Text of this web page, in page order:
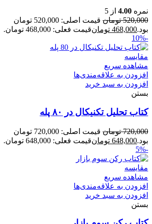
نمره 4.00 از 5
520,000 تومان
قیمت اصلی: 520,000 تومان
بود.468,000 تومانقیمت فعلی: 468,000 تومان.
-10%
مقایسه
مشاهده سریع
افزودن به علاقه‌مندی‌ها
افزودن به سبد خرید
بستن
کتاب تحلیل تکنیکال در ۸۰ پله
720,000 تومان
قیمت اصلی: 720,000 تومان
بود.648,000 تومانقیمت فعلی: 648,000 تومان.
-5%
مقایسه
مشاهده سریع
افزودن به علاقه‌مندی‌ها
افزودن به سبد خرید
بستن